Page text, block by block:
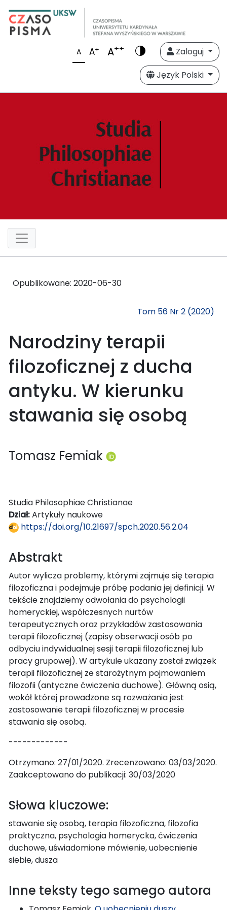
A A+ A++
Zaloguj
Język Polski
Opublikowane: 2020-06-30
Tom 56 Nr 2 (2020)
Narodziny terapii
filozoficznej z ducha
antyku. W kierunku
stawania się osobą
Tomasz Femiak
Studia Philosophiae Christianae
Dział:Artykuły naukowe
https://doi.org/10.21697/spch.2020.56.2.04
Abstrakt
Autor wylicza problemy, którymi zajmuje się terapia
filozoficzna i podejmuje próbę podania jej definicji. W
tekście znajdziemy odwołania do psychologii
homeryckiej, współczesnych nurtów
terapeutycznych oraz przykładów zastosowania
terapii filozoficznej (zapisy obserwacji osób po
odbyciu indywidualnej sesji terapii filozoficznej lub
pracy grupowej). W artykule ukazany został związek
terapii filozoficznej ze starożytnym pojmowaniem
filozofii (antyczne ćwiczenia duchowe). Główną osią,
wokół której prowadzone są rozważania jest
zastosowanie terapii filozoficznej w procesie
stawania się osobą.
-------------
Otrzymano: 27/01/2020. Zrecenzowano: 03/03/2020.
Zaakceptowano do publikacji: 30/03/2020
Słowa kluczowe:
stawanie się osobą, terapia filozoficzna, filozofia
praktyczna, psychologia homerycka, ćwiczenia
duchowe, uświadomione mówienie, uobecnienie
siebie, dusza
Inne teksty tego samego autora